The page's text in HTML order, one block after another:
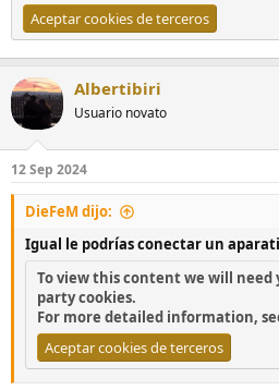
Aceptar cookies de terceros
Albertibiri
Usuario novato
12 Sep 2024
DieFeM dijo:
Igual le podrías conectar un
To view this content we will
party cookies.
For more detailed information,
Aceptar cookies de terceros